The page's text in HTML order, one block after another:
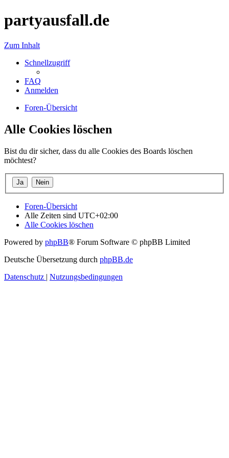
partyausfall.de
Zum Inhalt
Schnellzugriff
FAQ
Anmelden
Foren-Übersicht
Alle Cookies löschen
Bist du dir sicher, dass du alle Cookies des Boards löschen
möchtest?
Foren-Übersicht
Alle Zeiten sind UTC+02:00
Alle Cookies löschen
Powered by phpBB® Forum Software © phpBB Limited
Deutsche Übersetzung durch phpBB.de
Datenschutz | Nutzungsbedingungen